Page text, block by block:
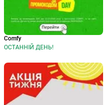
Comfy
ОСТАННІЙ ДЕНЬ!